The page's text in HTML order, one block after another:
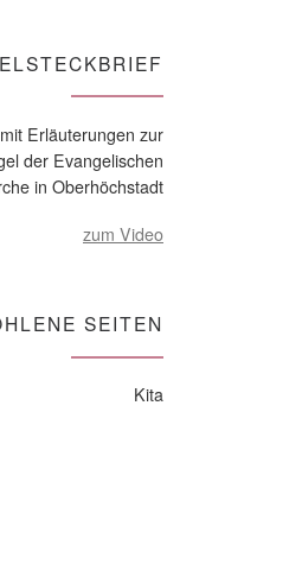
Erläuterungen zur
der Evangelischen
in Oberhöchstadt
zum Video
SEITEN
Kita